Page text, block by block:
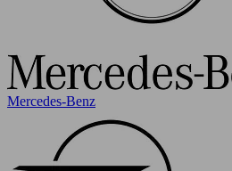
Mercedes-Benz